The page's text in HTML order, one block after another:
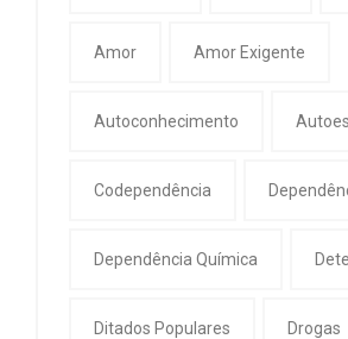
Amor Amor Exigente
Autoconhecimento
Codependência
Dependência Química
Ditados Populares Drogas